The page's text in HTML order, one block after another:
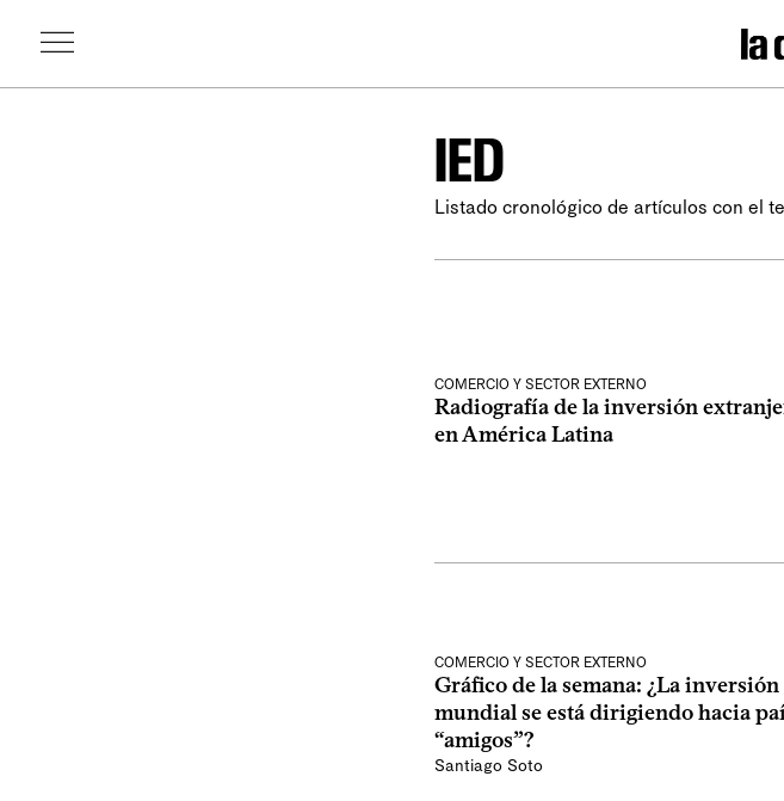
IED
Listado cronológico de artículos con el
COMERCIO Y SECTOR EXTERNO
Radiografía de la inversión
en América Latina
COMERCIO Y SECTOR EXTERNO
Gráfico de la semana: ¿La inversión
mundial se está dirigiendo hacia
“amigos”?
Santiago Soto